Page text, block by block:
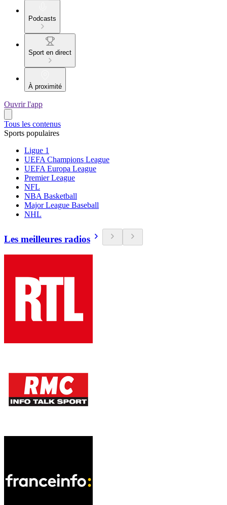
Podcasts
Sport en direct
À proximité
Ouvrir l'app
Tous les contenus
Sports populaires
Ligue 1
UEFA Champions League
UEFA Europa League
Premier League
NFL
NBA Basketball
Major League Baseball
NHL
Les meilleures radios